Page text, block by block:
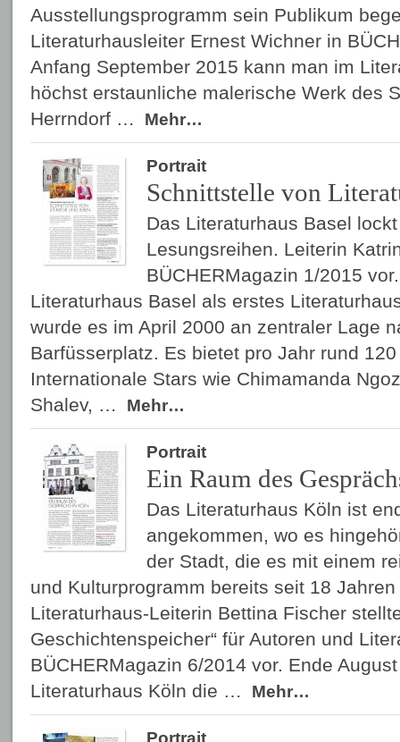
Ausstellungsprogramm sein Publikum
Literaturhausleiter Ernest Wichner in
Anfang September 2015 kann man im
höchst erstaunliche malerische Werk des
Herrndorf …
Mehr…
Portrait
Schnittstelle von
Das Literaturhaus Basel
Lesungsreihen. Leiterin
BÜCHERMagazin 1/2015
Literaturhaus Basel als erstes
wurde es im April 2000 an zentraler Lage
Barfüsserplatz. Es bietet pro Jahr rund
Internationale Stars wie Chimamanda
Shalev, …
Mehr…
Portrait
Ein Raum des
Das Literaturhaus Köln ist
angekommen, wo es
der Stadt, die es mit einem
und Kulturprogramm bereits seit 18
Literaturhaus-Leiterin Bettina Fischer
Geschichtenspeicher“ für Autoren und
BÜCHERMagazin 6/2014 vor. Ende
Literaturhaus Köln die …
Mehr…
Portrait